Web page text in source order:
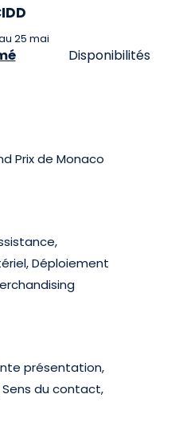
25 mai
Disponibilités
Prix de Monaco
Déploiement
présentation,
du contact,